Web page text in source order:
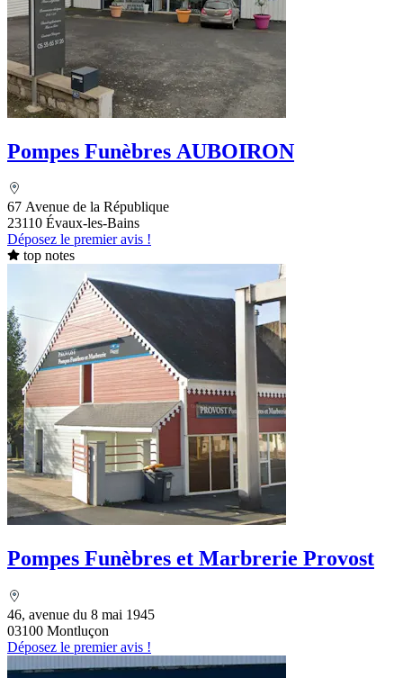
Pompes Funèbres AUBOIRON
67 Avenue de la République
23110 Évaux-les-Bains
Déposez le premier avis !
top notes
Pompes Funèbres et Marbrerie Provost
46, avenue du 8 mai 1945
03100 Montluçon
Déposez le premier avis !